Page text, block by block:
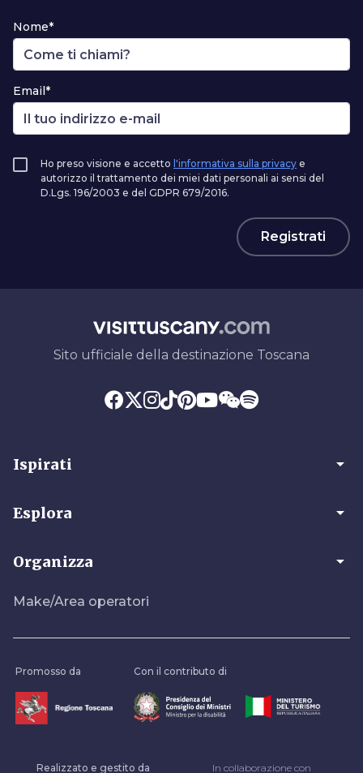
Nome*
Email*
Ho preso visione e accetto l'informativa sulla privacy e
autorizzo il trattamento dei miei dati personali ai sensi del
D.Lgs. 196/2003 e del GDPR 679/2016.
Registrati
Sito ufficiale della destinazione Toscana
Ispirati arrow_drop_down
Esplora arrow_drop_down
Organizza arrow_drop_down
Make/Area operatori
Promosso da Con il contributo di
Realizzato e gestito da In collaborazione con